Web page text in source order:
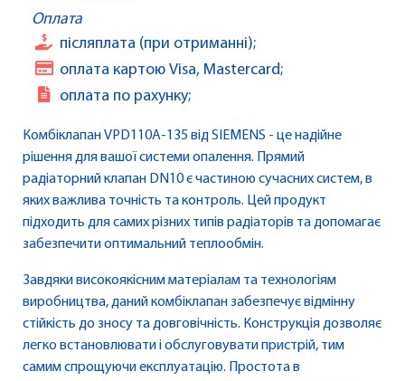
Оплата
післяплата (при отриманні);
оплата картою Visa, Mastercard;
оплата по рахунку;
Комбіклапан VPD110A-135 від SIEMENS - це надійне
рішення для вашої системи опалення. Прямий
радіаторний клапан DN10 є частиною сучасних систем, в
яких важлива точність та контроль. Цей продукт
підходить для самих різних типів радіаторів та допомагає
забезпечити оптимальний теплообмін.
Завдяки високоякісним матеріалам та технологіям
виробництва, даний комбіклапан забезпечує відмінну
стійкість до зносу та довговічність. Конструкція дозволяє
легко встановлювати і обслуговувати пристрій, тим
самим спрощуючи експлуатацію. Простота в